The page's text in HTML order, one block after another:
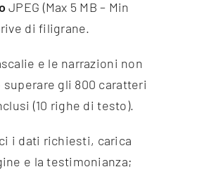
JPEG (Max 5 MB – Min
di filigrane.
e le narrazioni non
superare gli 800 caratteri
(10 righe di testo).
i dati richiesti, carica
e la testimonianza;